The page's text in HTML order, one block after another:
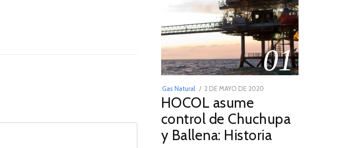
01
Gas Natural
POSTED
ON
2 DE MAYO DE 2020
DE
2026
HOCOL asume
control de Chuchupa
y Ballena: Historia